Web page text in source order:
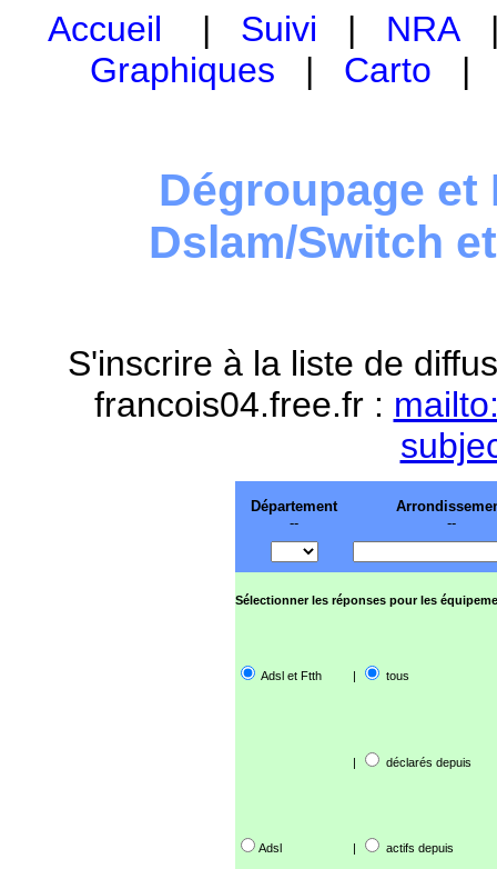
Accueil | Suivi | NRA
Graphiques | Carto
Dégroupage et
Dslam/Switch
S'inscrire à la liste de
francois04.free.fr :
Département
--
--
Sélectionner les réponses pour les
Adsl et Ftth | tous
| déclarés depuis
Adsl | actifs depuis